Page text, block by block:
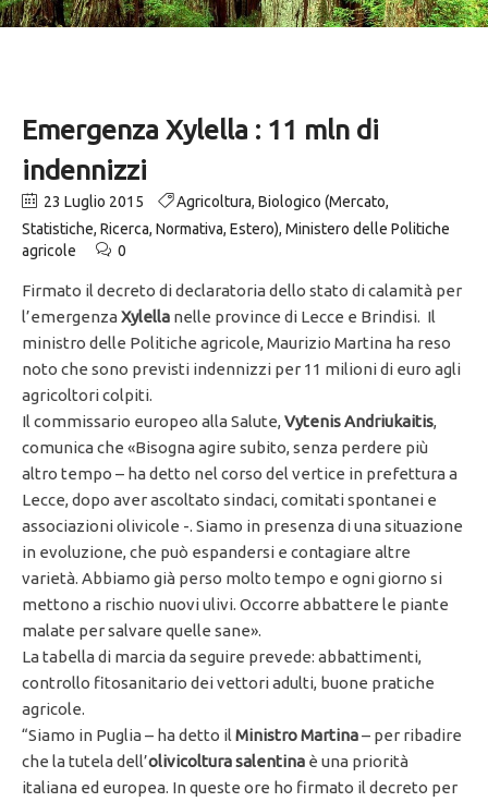
Emergenza Xylella : 11 mln di
indennizzi
23 Luglio 2015 Agricoltura, Biologico (Mercato,
Statistiche, Ricerca, Normativa, Estero), Ministero delle Politiche
agricole
0
Firmato il decreto di declaratoria dello stato di calamità per
l’emergenzaXylella nelle province di Lecce e Brindisi. Il
ministro delle Politiche agricole, Maurizio Martina ha reso
noto che sono previsti indennizzi per 11 milioni di euro agli
agricoltori colpiti.
Il commissario europeo alla Salute,Vytenis Andriukaitis,
comunica che «Bisogna agire subito, senza perdere più
altro tempo – ha detto nel corso del vertice in prefettura a
Lecce, dopo aver ascoltato sindaci, comitati spontanei e
associazioni olivicole -. Siamo in presenza di una situazione
in evoluzione, che può espandersi e contagiare altre
varietà. Abbiamo già perso molto tempo e ogni giorno si
mettono a rischio nuovi ulivi. Occorre abbattere le piante
malate per salvare quelle sane».
La tabella di marcia da seguire prevede: abbattimenti,
controllo fitosanitario dei vettori adulti, buone pratiche
agricole.
“Siamo in Puglia – ha detto il Ministro Martina– per ribadire
che la tutela dell’olivicoltura salentina è una priorità
italiana ed europea. In queste ore ho firmato il decreto per